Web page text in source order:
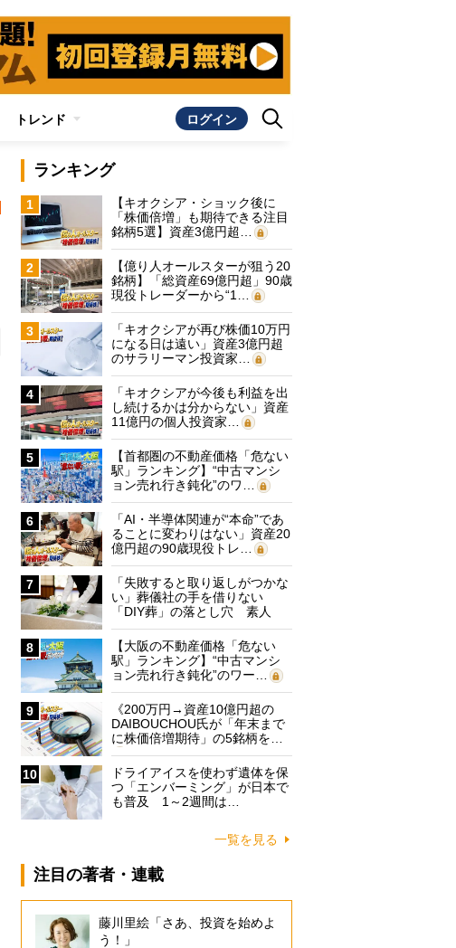
トレンド ログイン
ランキング
1
【キオクシア・ショック後に
「株価倍増」も期待できる注目
銘柄5選】資産3億円超…
2
【億り人オールスターが狙う20
銘柄】「総資産69億円超」90歳
現役トレーダーから“1…
3
「キオクシアが再び株価10万円
になる日は遠い」資産3億円超
のサラリーマン投資家…
4
「キオクシアが今後も利益を出
し続けるかは分からない」資産
11億円の個人投資家…
5
【首都圏の不動産価格「危ない
駅」ランキング】“中古マンシ
ョン売れ行き鈍化”のワ…
6
「AI・半導体関連が“本命”であ
ることに変わりはない」資産20
億円超の90歳現役トレ…
7
「失敗すると取り返しがつかな
い」葬儀社の手を借りない
「DIY葬」の落とし穴 素人
に…
8
【大阪の不動産価格「危ない
駅」ランキング】“中古マンシ
ョン売れ行き鈍化”のワー…
9
《200万円→資産10億円超の
DAIBOUCHOU氏が「年末まで
に株価倍増期待」の5銘柄を…
10
ドライアイスを使わず遺体を保
つ「エンバーミング」が日本で
も普及 1～2週間は…
一覧を見る
注目の著者・連載
藤川里絵「さあ、投資を始めよ
う！」